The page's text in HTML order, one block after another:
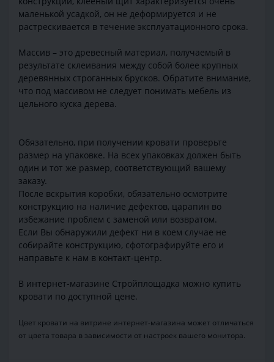
маленькой усадкой, он не деформируется и не
растрескивается в течение эксплуатационного срока.
Массив – это древесный материал, получаемый в
результате склеивания между собой более крупных
деревянных строганных брусков. Обратите внимание,
что под массивом не следует понимать мебель из
цельного куска дерева.
Обязательно, при получении кровати проверьте
размер на упаковке. На всех упаковках должен быть
один и тот же размер, соответствующий вашему
заказу.
После вскрытия коробки, обязательно осмотрите
конструкцию на наличие дефектов, царапин во
избежание проблем с заменой или возвратом.
Если Вы обнаружили дефект ни в коем случае не
собирайте конструкцию, сфотографируйте его и
направьте к нам в контакт-центр.
В интернет-магазине Стройплощадка можно купить
кровати по доступной цене.
Цвет кровати на витрине интернет-магазина может отличаться
от цвета товара в зависимости от настроек вашего монитора.